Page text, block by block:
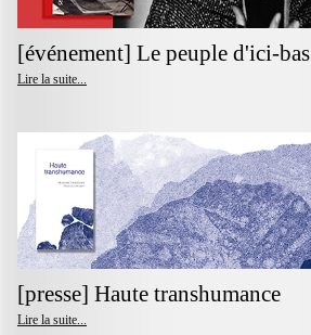
[événement] Le peuple d'ici-bas
Lire la suite...
[presse] Haute transhumance
Lire la suite...